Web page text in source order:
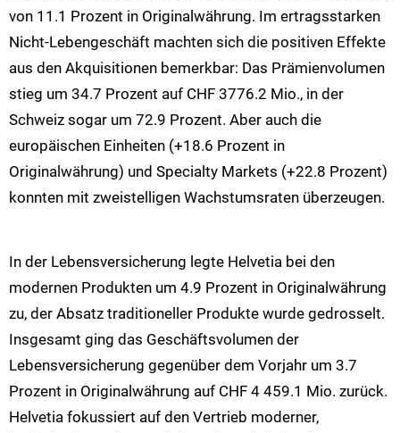
von 11.1 Prozent in Originalwährung. Im ertragsstarken
Nicht-Lebengeschäft machten sich die positiven Effekte
aus den Akquisitionen bemerkbar: Das Prämienvolumen
stieg um 34.7 Prozent auf CHF 3776.2 Mio., in der
Schweiz sogar um 72.9 Prozent. Aber auch die
europäischen Einheiten (+18.6 Prozent in
Originalwährung) und Specialty Markets (+22.8 Prozent)
konnten mit zweistelligen Wachstumsraten überzeugen.
In der Lebensversicherung legte Helvetia bei den
modernen Produkten um 4.9 Prozent in Originalwährung
zu, der Absatz traditioneller Produkte wurde gedrosselt.
Insgesamt ging das Geschäftsvolumen der
Lebensversicherung gegenüber dem Vorjahr um 3.7
Prozent in Originalwährung auf CHF 4 459.1 Mio. zurück.
Helvetia fokussiert auf den Vertrieb moderner,